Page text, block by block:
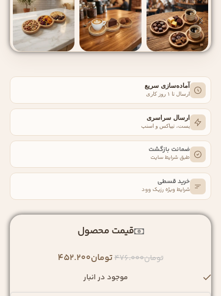
آماده‌سازی سریع
ارسال تا ۱ روز کاری
ارسال سراسری
پست، تیپاکس و اسنپ
ضمانت بازگشت
طبق شرایط سایت
خرید قسطی
شرایط ویژه رزیک‌ وود
قیمت محصول
تومان476.000تومان452.200
موجود در انبار